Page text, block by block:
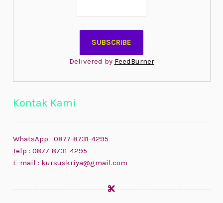
Delivered by FeedBurner
Kontak Kami
WhatsApp : 0877-8731-4295
Telp : 0877-8731-4295
E-mail : kursuskriya@gmail.com